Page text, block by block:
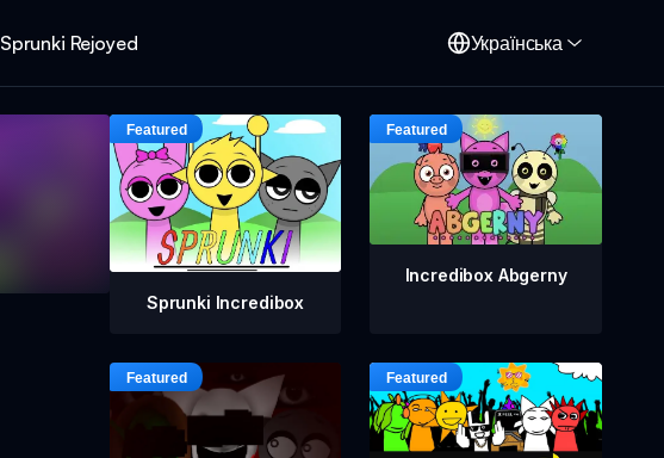
Sprunki Rejoyed Українська
Sprunki Incredibox
Incredibox Abgerny